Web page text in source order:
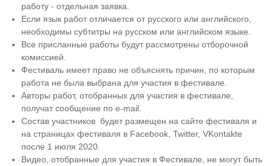
работу - отдельная заявка.
Если язык работ отличается от русского или английского,
необходимы субтитры на русском или английском языке.
Все присланные работы будут рассмотрены отборочной
комиссией.
Фестиваль имеет право не объяснять причин, по которым
работа не была выбрана для участия в фестивале.
Авторы работ, отобранных для участия в фестивале,
получат сообщение по e-mail.
Состав участников будет размещен на сайте фестиваля и
на страницах фестиваля в Facebook, Twitter, VKontakte
после 1 июля 2020.
Видео, отобранные для участия в Фестивале, не могут быть